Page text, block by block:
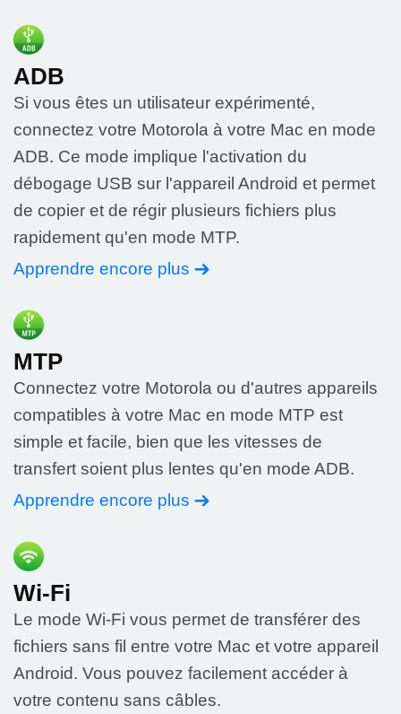
ADB
Si vous êtes un utilisateur expérimenté,
connectez votre Motorola à votre Mac en mode
ADB. Ce mode implique l'activation du
débogage USB sur l'appareil Android et permet
de copier et de régir plusieurs fichiers plus
rapidement qu'en mode MTP.
Apprendre encore plus
MTP
Connectez votre Motorola ou d'autres appareils
compatibles à votre Mac en mode MTP est
simple et facile, bien que les vitesses de
transfert soient plus lentes qu'en mode ADB.
Apprendre encore plus
Wi-Fi
Le mode Wi-Fi vous permet de transférer des
fichiers sans fil entre votre Mac et votre appareil
Android. Vous pouvez facilement accéder à
votre contenu sans câbles.